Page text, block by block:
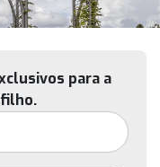
para a
filho.